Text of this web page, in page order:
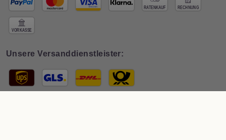
Unsere Versanddienstleister: